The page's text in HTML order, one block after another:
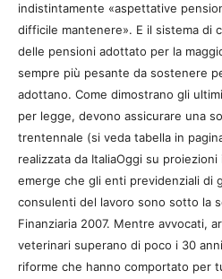
indistintamente «aspettative
difficile mantenere». E il sistema di
delle pensioni adottato per la
sempre più pesante da sostenere
adottano. Come dimostrano gli
per legge, devono assicurare una
trentennale (si veda tabella in
realizzata da ItaliaOggi su
emerge che gli enti previdenziali di
consulenti del lavoro sono sotto la
Finanziaria 2007. Mentre avvocati,
veterinari superano di poco i 30
riforme che hanno comportato per